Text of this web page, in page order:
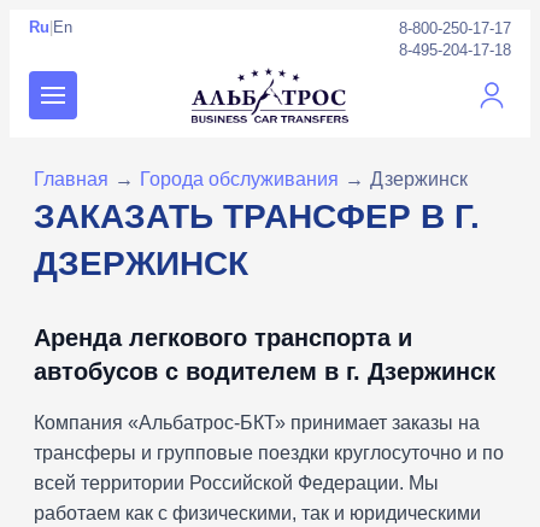
Ru En
8-800-250-17-17
8-495-204-17-18
Главная → Города обслуживания → Дзержинск
ЗАКАЗАТЬ ТРАНСФЕР В Г.
ДЗЕРЖИНСК
Аренда легкового транспорта и
автобусов с водителем в г. Дзержинск
Компания «Альбатрос-БКТ» принимает заказы на
трансферы и групповые поездки круглосуточно и по
всей территории Российской Федерации. Мы
работаем как с физическими, так и юридическими